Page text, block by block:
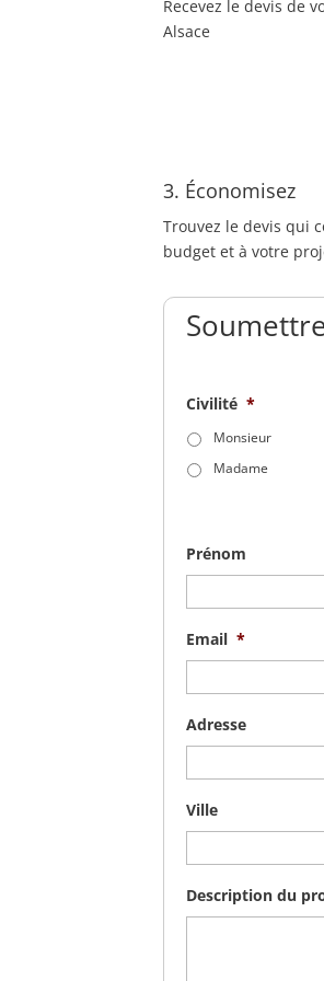
Recevez le devis de
Alsace
3. Économisez
Trouvez le devis qui
budget et à votre
Civilité *
Monsieur
Madame
Prénom
Email *
Adresse
Ville
Description du